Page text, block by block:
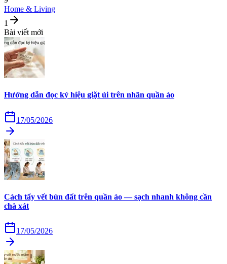
Home & Living
1
Bài viết mới
Hướng dẫn đọc ký hiệu giặt ủi trên nhãn quần áo
17/05/2026
Cách tẩy vết bùn đất trên quần áo — sạch nhanh không cần
chà xát
17/05/2026